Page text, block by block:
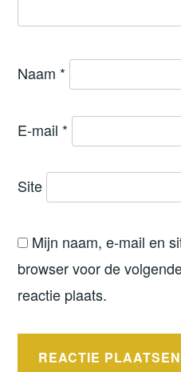
Naam *
E-mail *
Site
Mijn naam, e-mail en
browser voor de
reactie plaats.